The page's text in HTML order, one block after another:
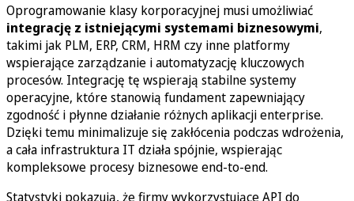
Oprogramowanie klasy korporacyjnej musi umożliwiać
integrację z istniejącymi systemami biznesowymi,
takimi jak PLM, ERP, CRM, HRM czy inne platformy
wspierające zarządzanie i automatyzację kluczowych
procesów. Integrację tę wspierają stabilne systemy
operacyjne, które stanowią fundament zapewniający
zgodność i płynne działanie różnych aplikacji enterprise.
Dzięki temu minimalizuje się zakłócenia podczas wdrożenia,
a cała infrastruktura IT działa spójnie, wspierając
kompleksowe procesy biznesowe end-to-end.
Statystyki pokazują, że firmy wykorzystujące API do